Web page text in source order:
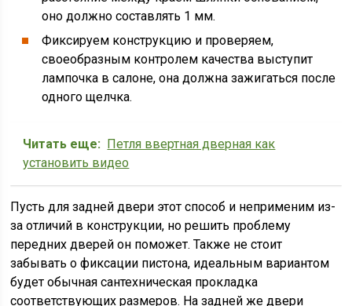
оно должно составлять 1 мм.
Фиксируем конструкцию и проверяем,
своеобразным контролем качества выступит
лампочка в салоне, она должна зажигаться после
одного щелчка.
Читать еще: Петля ввертная дверная как
установить видео
Пусть для задней двери этот способ и неприменим из-
за отличий в конструкции, но решить проблему
передних дверей он поможет. Также не стоит
забывать о фиксации пистона, идеальным вариантом
будет обычная сантехническая прокладка
соответствующих размеров. На задней же двери